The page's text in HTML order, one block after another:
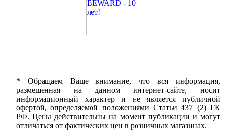
* Обращаем Ваше внимание, что вся информация,
размещенная на данном интернет-сайте, носит
информационный характер и не является публичной
офертой, определяемой положениями Статьи 437 (2) ГК
РФ. Цены действительны на момент публикации и могут
отличаться от фактических цен в розничных магазинах.